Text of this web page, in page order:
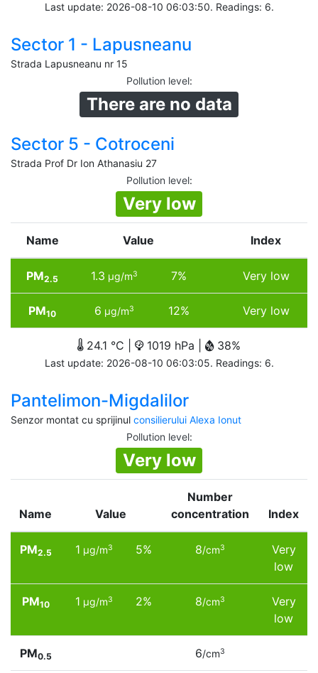
Last update: 2026-08-10 06:03:50. Readings: 6.
Sector 1 - Lapusneanu
Strada Lapusneanu nr 15
Pollution level:
There are no data
Sector 5 - Cotroceni
Strada Prof Dr Ion Athanasiu 27
Pollution level:
Very low
Name Value Index
PM2.5 1.3 µg/m3 7% Very low
PM10 6 µg/m3 12% Very low
24.1 °C | 1019 hPa | 38%
Last update: 2026-08-10 06:03:05. Readings: 6.
Pantelimon-Migdalilor
Senzor montat cu sprijinul consilierului Alexa Ionut
Pollution level:
Very low
Name Value
Number
concentration
Index
PM2.5 1 µg/m3 5% 8/cm3
Very
low
PM10 1 µg/m3 2% 8/cm3
Very
low
PM0.5 6/cm3